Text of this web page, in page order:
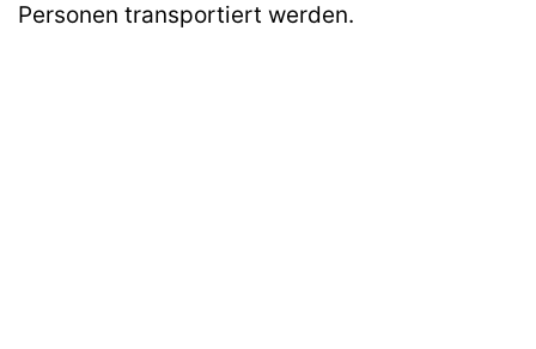
Personen transportiert werden.